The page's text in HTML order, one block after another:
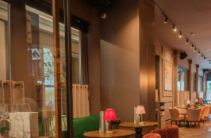
STUDEREN
Voel je thuis in Breda | GoodMood
Welkom in Breda
Studentenverenigingen
Studentenraad